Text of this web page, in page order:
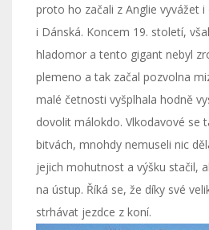
proto ho začali z Anglie vyvážet i
i Dánská. Koncem 19. století,
hladomor a tento gigant nebyl
plemeno a tak začal pozvolna
malé četnosti vyšplhala hodně
dovolit málokdo. Vlkodavové se
bitvách, mnohdy nemuseli nic
jejich mohutnost a výšku stačil,
na ústup. Říká se, že díky své
strhávat jezdce z koní.